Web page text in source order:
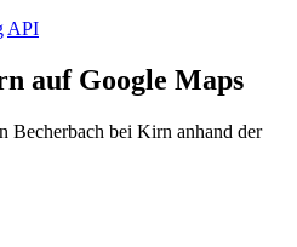
API
auf Google Maps
Becherbach bei Kirn anhand der